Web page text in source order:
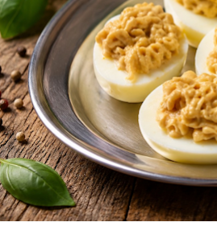
Tempo di ri...